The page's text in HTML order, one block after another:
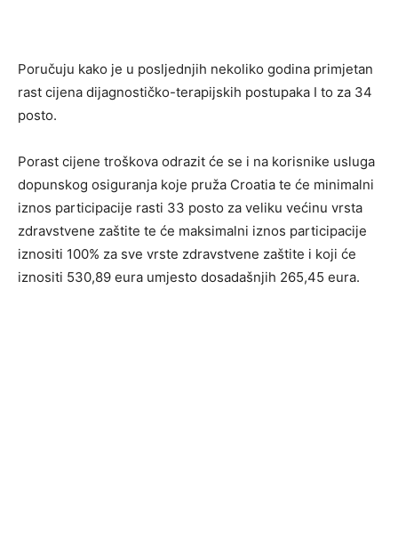
Poručuju kako je u posljednjih nekoliko godina primjetan
rast cijena dijagnostičko-terapijskih postupaka I to za 34
posto.
Porast cijene troškova odrazit će se i na korisnike usluga
dopunskog osiguranja koje pruža Croatia te će minimalni
iznos participacije rasti 33 posto za veliku većinu vrsta
zdravstvene zaštite te će maksimalni iznos participacije
iznositi 100% za sve vrste zdravstvene zaštite i koji će
iznositi 530,89 eura umjesto dosadašnjih 265,45 eura.